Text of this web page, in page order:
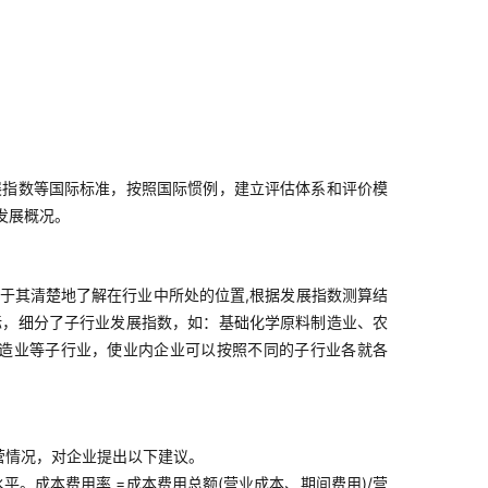
数等国际标准，按照国际惯例，建立评估体系和评价模
概况。
其清楚地了解在行业中所处的位置,根据发展指数测算结
细分了子行业发展指数，如：基础化学原料制造业、农
业等子行业，使业内企业可以按照不同的子行业各就各
况，对企业提出以下建议。
。成本费用率 =成本费用总额(营业成本、期间费用)/营